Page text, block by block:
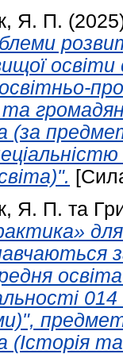
Я. П.
та
(за
Я. П. та
(Історія